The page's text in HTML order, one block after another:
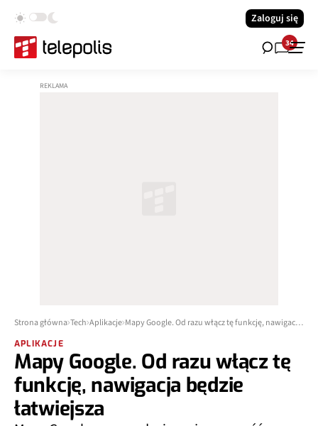
Zaloguj się
34
Strona główna Tech Aplikacje Mapy Google. Od razu włącz tę funkcję, nawigacja będzie łatwiejsza
APLIKACJE
Mapy Google. Od razu włącz tę
funkcję, nawigacja będzie
łatwiejsza